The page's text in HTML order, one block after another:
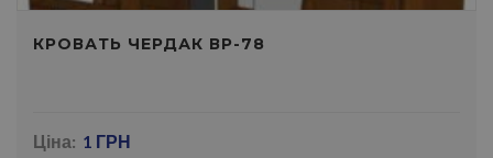
КРОВАТЬ ЧЕРДАК ВР-78
Ціна: 1 ГРН